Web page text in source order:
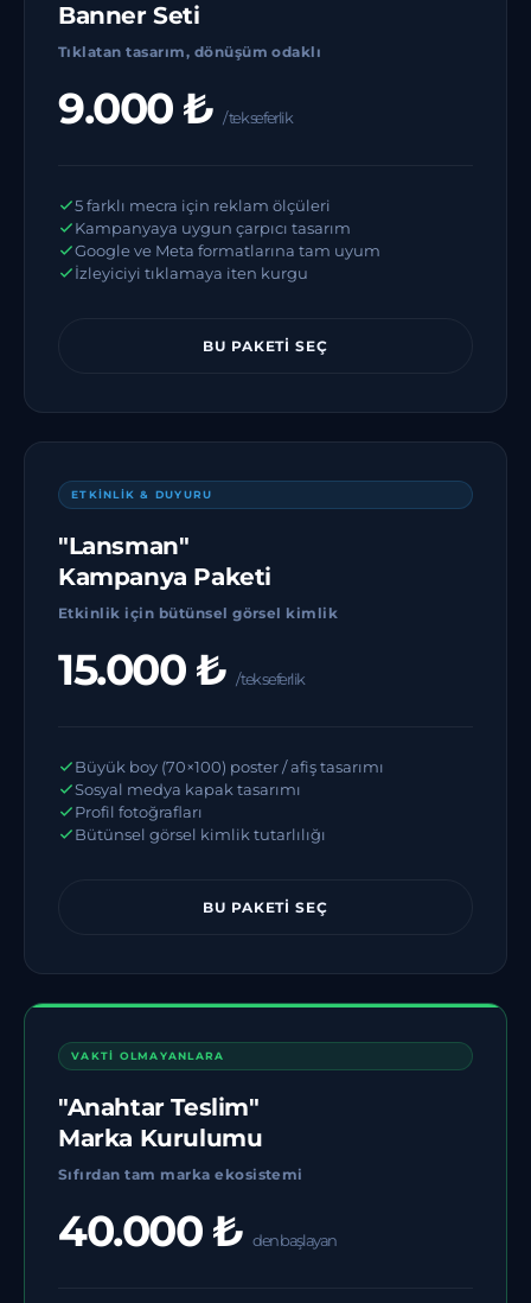
Banner Seti
Tıklatan tasarım, dönüşüm odaklı
9.000 ₺/ tek seferlik
5 farklı mecra için reklam ölçüleri
Kampanyaya uygun çarpıcı tasarım
Google ve Meta formatlarına tam uyum
İzleyiciyi tıklamaya iten kurgu
BU PAKETI SEÇ
ETKİNLİK & DUYURU
"Lansman"
Kampanya Paketi
Etkinlik için bütünsel görsel kimlik
15.000 ₺/ tek seferlik
Büyük boy (70×100) poster / afiş tasarımı
Sosyal medya kapak tasarımı
Profil fotoğrafları
Bütünsel görsel kimlik tutarlılığı
BU PAKETI SEÇ
VAKTİ OLMAYANLARA
"Anahtar Teslim"
Marka Kurulumu
Sıfırdan tam marka ekosistemi
40.000 ₺den başlayan